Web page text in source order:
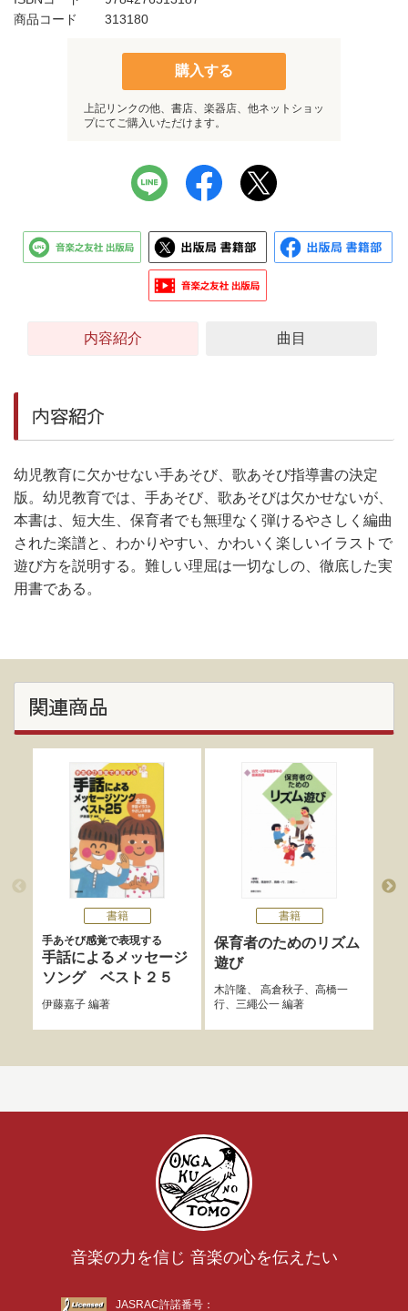
商品コード
313180
購入する
上記リンクの他、書店、楽器店、他ネットショッ
プにてご購入いただけます。
内容紹介 曲目
内容紹介
幼児教育に欠かせない手あそび、歌あそび指導書の決定
版。幼児教育では、手あそび、歌あそびは欠かせないが、
本書は、短大生、保育者でも無理なく弾けるやさしく編曲
された楽譜と、わかりやすい、かわいく楽しいイラストで
遊び方を説明する。難しい理屈は一切なしの、徹底した実
用書である。
関連商品
書籍
手あそび感覚で表現する
手話によるメッセージ
ソング ベスト２５
伊藤嘉子編著
書籍
保育者のためのリズム
遊び
木許隆、 高倉秋子、 高橋一
行、 三繩公一編著
音楽の力を信じ 音楽の心を伝えたい
JASRAC許諾番号：